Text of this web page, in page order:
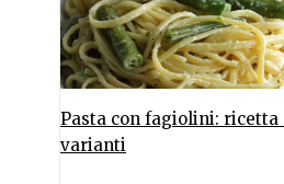
Pasta con fagiolini: ricetta
varianti